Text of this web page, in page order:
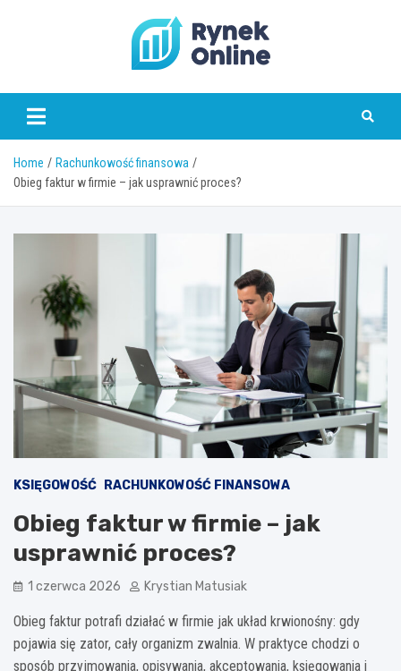
www.rynekonline.pl
Home
Rachunkowość finansowa
Obieg faktur w firmie – jak usprawnić proces?
KSIĘGOWOŚĆ RACHUNKOWOŚĆ FINANSOWA
Obieg faktur w firmie – jak
usprawnić proces?
1 czerwca 2026 Krystian Matusiak
Obieg faktur potrafi działać w firmie jak układ krwionośny: gdy
pojawia się zator, cały organizm zwalnia. W praktyce chodzi o
sposób przyjmowania, opisywania, akceptowania, księgowania i